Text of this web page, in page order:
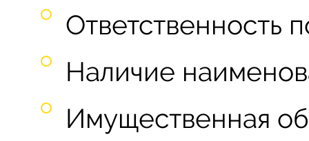
Ответственность
Наличие
Имущественная